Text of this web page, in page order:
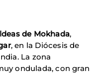
de Mokhada,
, en la Diócesis de
La zona
ondulada, con gran